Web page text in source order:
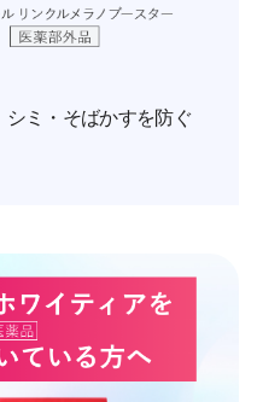
ミ・そばかすを防ぐ